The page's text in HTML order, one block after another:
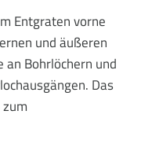
Entgraten vorne
und äußeren
Bohrlöchern und
Das